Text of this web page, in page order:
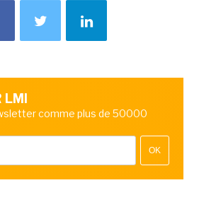
LMI
comme plus de 50000
OK